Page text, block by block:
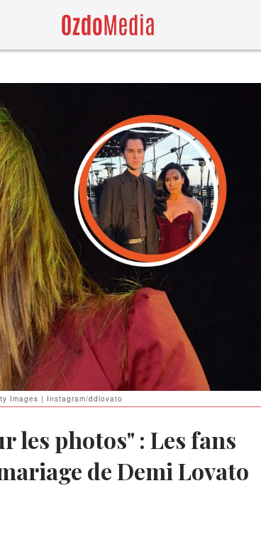
Images | Instagram/ddlovato
les photos" : Les fans
de Demi Lovato